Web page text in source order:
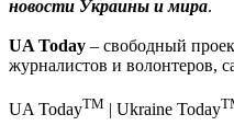
новости Украины и мира.
UA Today – свободный
журналистов и волонтеров,
UA TodayTM | Ukraine Today